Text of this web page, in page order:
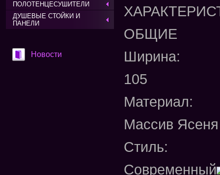
ПОЛОТЕНЦЕСУШИТЕЛИ
ДУШЕВЫЕ СТОЙКИ И
ПАНЕЛИ
Новости
ОБЩИЕ
Ширина:
105
Материал:
Массив Ясеня
Стиль:
Современный